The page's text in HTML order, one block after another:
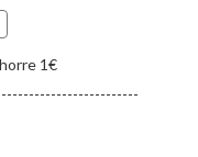
1€